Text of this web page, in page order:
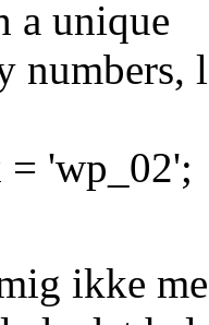
a unique
'wp_02';
ikke